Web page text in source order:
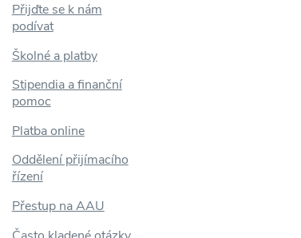
Přijďte se k nám
podívat
Školné a platby
Stipendia a finanční
pomoc
Platba online
Oddělení přijímacího
řízení
Přestup na AAU